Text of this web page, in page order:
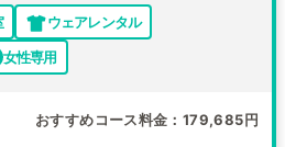
ウェアレンタル
女性専用
おすすめコース料金 179,685円